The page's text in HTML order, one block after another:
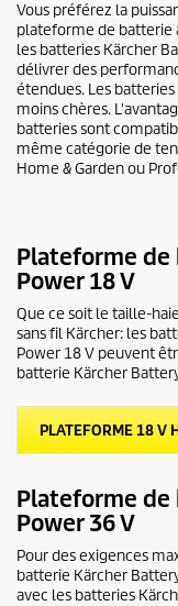
Vous préférez la
plateforme de batterie
les batteries Kärcher
délivrer des
étendues. Les
moins chères.
batteries sont
même catégorie de
Home & Garden ou
Plateforme
Power 18 V
Que ce soit le taille-
sans fil Kärcher: les
Power 18 V peuvent
batterie Kärcher
PLATEFORME 18 V
Plateforme
Power 36 V
Pour des exigences
batterie Kärcher
avec les batteries